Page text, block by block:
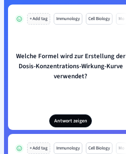
+ Add tag Immunology Cell Biology Mo
Welche Formel wird zur Erstellung der
Dosis-Konzentrations-Wirkung-Kurve
verwendet?
Antwort zeigen
+ Add tag Immunology Cell Biology Mo